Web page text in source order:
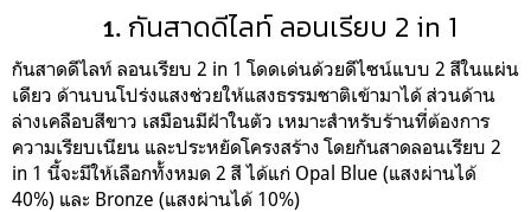
กันสาดดีไลท์ ลอนเรียบ 2 in 1
กันสาดดีไลท์ ลอนเรียบ 2 in 1 โดดเด่นด้วยดีไซน์แบบ 2 สีในแผ่น
เดียว ด้านบนโปร่งแสงช่วยให้แสงธรรมชาติเข้ามาได้ ส่วนด้าน
ล่างเคลือบสีขาว เสมือนมีฝ้าในตัว เหมาะสำหรับร้านที่ต้องการ
ความเรียบเนียน และประหยัดโครงสร้าง โดยกันสาดลอนเรียบ 2
in 1 นี้จะมีให้เลือกทั้งหมด 2 สี ได้แก่ Opal Blue (แสงผ่านได้
40%) และ Bronze (แสงผ่านได้ 10%)